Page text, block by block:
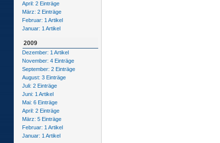
April: 2 Einträge
März: 2 Einträge
Februar: 1 Artikel
Januar: 1 Artikel
2009
Dezember: 1 Artikel
November: 4 Einträge
September: 2 Einträge
August: 3 Einträge
Juli: 2 Einträge
Juni: 1 Artikel
Mai: 6 Einträge
April: 2 Einträge
März: 5 Einträge
Februar: 1 Artikel
Januar: 1 Artikel